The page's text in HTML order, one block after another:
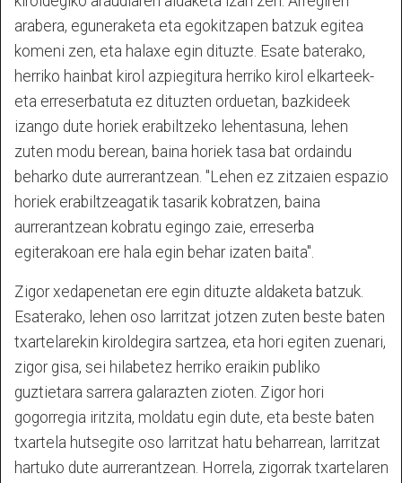
arabera, eguneraketa eta egokitzapen batzuk egitea
komeni zen, eta halaxe egin dituzte. Esate baterako,
herriko hainbat kirol azpiegitura herriko kirol elkarteek-
eta erreserbatuta ez dituzten orduetan, bazkideek
izango dute horiek erabiltzeko lehentasuna, lehen
zuten modu berean, baina horiek tasa bat ordaindu
beharko dute aurrerantzean. "Lehen ez zitzaien espazio
horiek erabiltzeagatik tasarik kobratzen, baina
aurrerantzean kobratu egingo zaie, erreserba
egiterakoan ere hala egin behar izaten baita".
Zigor xedapenetan ere egin dituzte aldaketa batzuk.
Esaterako, lehen oso larritzat jotzen zuten beste baten
txartelarekin kiroldegira sartzea, eta hori egiten zuenari,
zigor gisa, sei hilabetez herriko eraikin publiko
guztietara sarrera galarazten zioten. Zigor hori
gogorregia iritzita, moldatu egin dute, eta beste baten
txartela hutsegite oso larritzat hatu beharrean, larritzat
hartuko dute aurrerantzean. Horrela, zigorrak txartelaren